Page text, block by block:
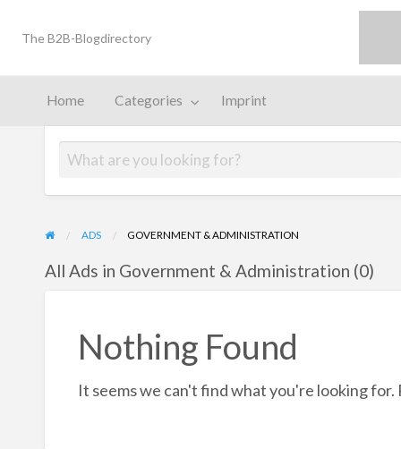
Bloggomio
The B2B-Blogdirectory
Home Categories Imprint
ADS GOVERNMENT & ADMINISTRATION
All Ads in Government & Administration (0)
Nothing Found
It seems we can't find what you're looking for.